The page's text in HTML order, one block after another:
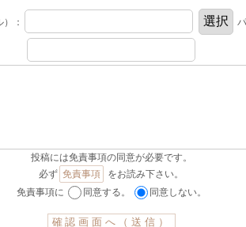
：
投稿には免責事項の同意が必要です。
必ず 免責事項
をお読み下さい。
免責事項に
同意する。 同意しない。